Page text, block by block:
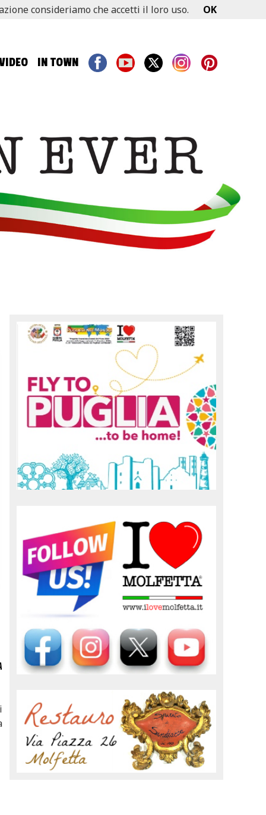
IN TOWN
consideriamo che accetti il loro uso. OK